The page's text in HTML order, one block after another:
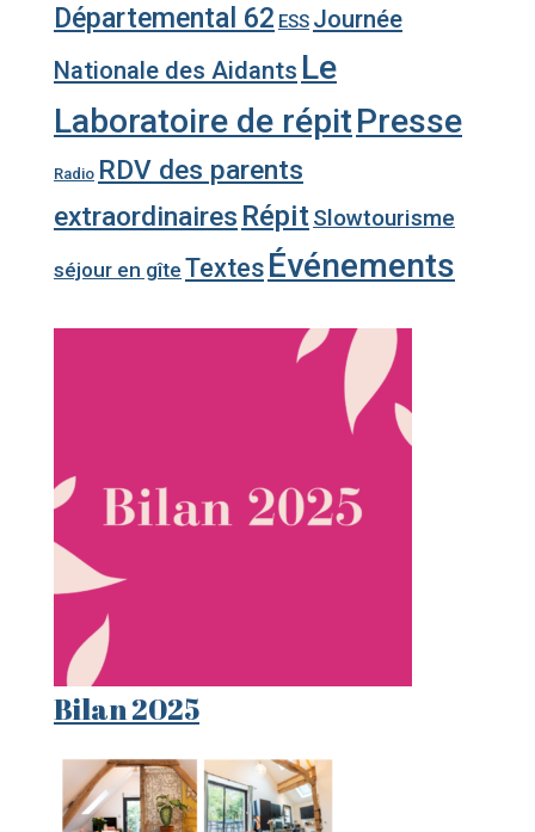
Départemental 62 ESS Journée
Nationale des Aidants Le
Laboratoire de répitPresse
Radio RDV des parents
extraordinaires RépitSlowtourisme
séjour en gîte Textes Événements
Bilan 2025